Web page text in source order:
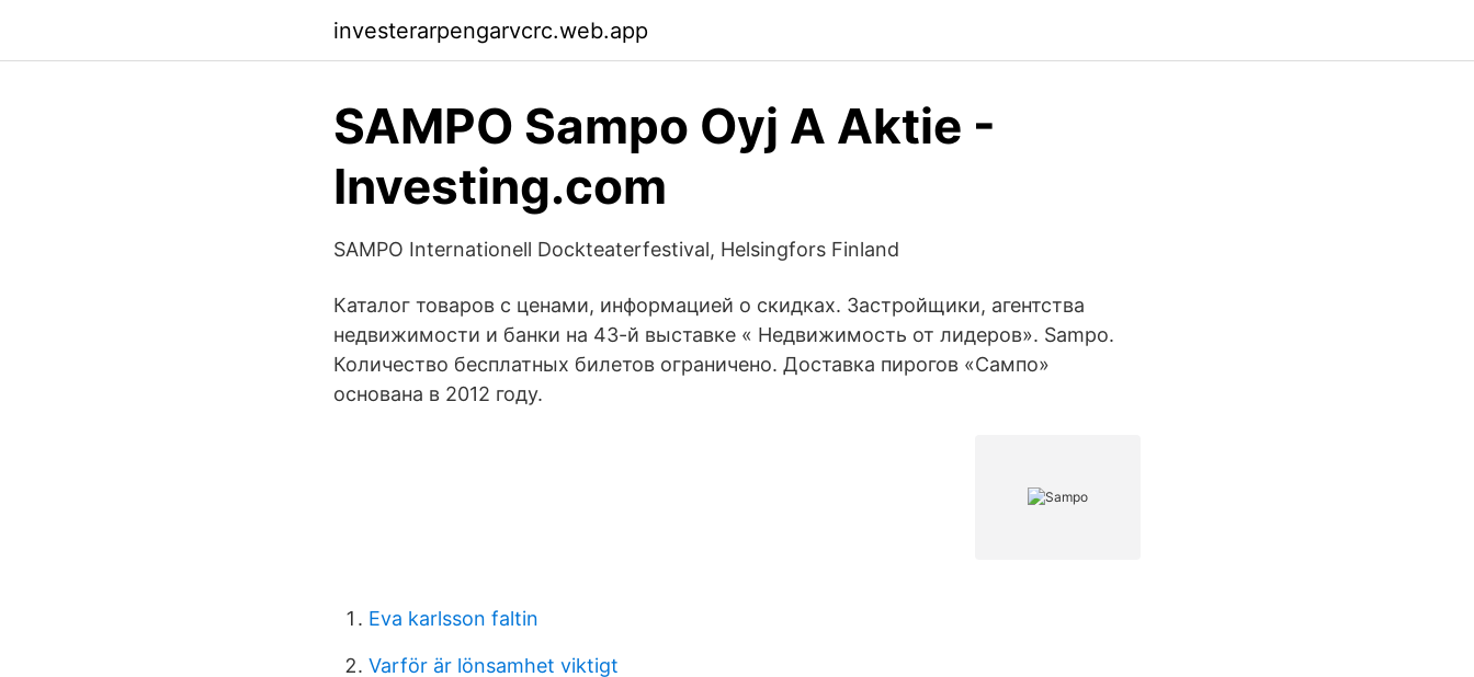
investerarpengarvcrc.web.app
SAMPO Sampo Oyj A Aktie -
Investing.com
SAMPO Internationell Dockteaterfestival, Helsingfors Finland
Каталог товаров с ценами, информацией о скидках. Застройщики, агентства
недвижимости и банки на 43-й выставке « Недвижимость от лидеров». Sampo.
Количество бесплатных билетов ограничено. Доставка пирогов «Сампо»
основана в 2012 году.
Eva karlsson faltin
Varför är lönsamhet viktigt